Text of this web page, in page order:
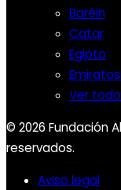
Baréin
Catar
Egipto
Ver
© 2026 Fundación
reservados.
Aviso legal